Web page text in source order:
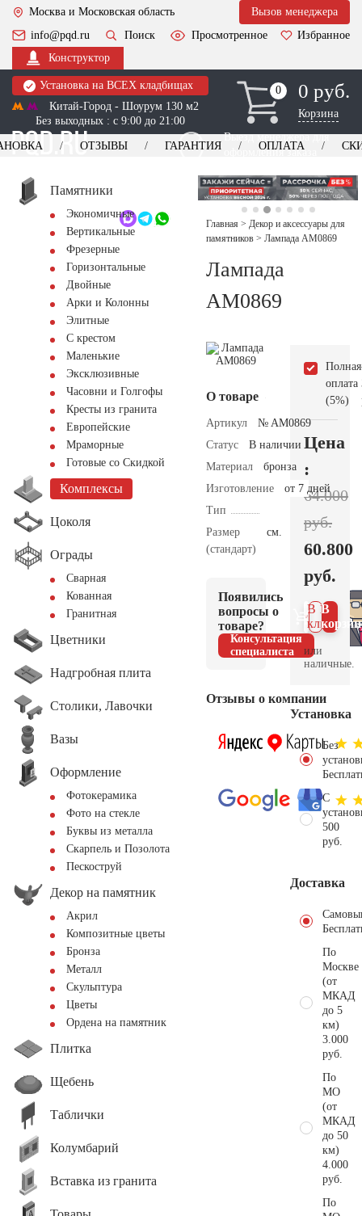
Москва и Московская область
Вызов менеджера
info@pqd.ru
Поиск Просмотренное
Избранное
Конструктор
Установка на ВСЕХ кладбищах
Китай-Город - Шоурум 130 м2
Без выходных : с 9:00 до 21:00
0
0 0 руб.
Корзина
Выезд менеджера для
оформления заказа
+7 (495) 518-44-23
Обратный звонок
ОТЗЫВЫ ГАРАНТИЯ ОПЛАТА
Памятники
Экономичные
Вертикальные
Фрезерные
Горизонтальные
Двойные
Арки и Колонны
Элитные
С крестом
Маленькие
Эксклюзивные
Часовни и Голгофы
Кресты из гранита
Европейские
Мраморные
Готовые со Скидкой
Комплексы
Цоколя
Ограды
Сварная
Кованная
Гранитная
Цветники
Надгробная плита
Столики, Лавочки
Вазы
Оформление
Фотокерамика
Фото на стекле
Буквы из металла
Скарпель и Позолота
Пескоструй
Декор на памятник
Акрил
Композитные цветы
Бронза
Металл
Скульптура
Цветы
Ордена на памятник
Плитка
Щебень
Таблички
Колумбарий
Вставка из гранита
Главная > Декор и аксессуары для
памятников > Лампада AM0869
Лампада
AM0869
О товаре
Артикул
№ AM0869
Статус
В наличии
Материал
бронза
Изготовление
от 7 дней
Тип
Размер
(стандарт)
см.
Появились
вопросы о
товаре?
Консультация
специалиста
Отзывы о компании
Полная
оплата
(5%)
Цена
:
64.000
руб.
60.800
руб.
В
В 1
клик
или
наличные.
Установка
Без
С
500
руб.
Доставка
По
Москве
(от
МКАД
до 5
км)
3.000
руб.
По
МО
(от
МКАД
до 50
км)
4.000
руб.
По